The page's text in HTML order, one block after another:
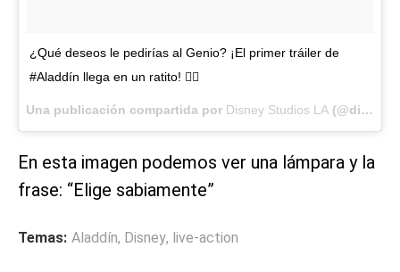
¿Qué deseos le pedirías al Genio? ¡El primer tráiler de
#Aladdín llega en un ratito! 🧞‍♂️
Una publicación compartida por Disney Studios LA (@disneystudiosla) el
En esta imagen podemos ver una lámpara y la
frase: “Elige sabiamente”
Temas: Aladdín, Disney, live-action